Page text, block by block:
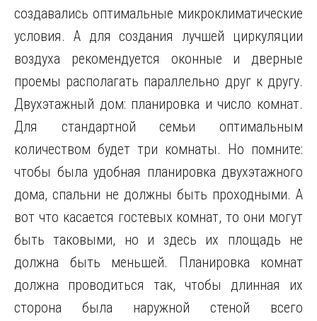
создавались оптимальные микроклиматические
условия. А для создания лучшей циркуляции
воздуха рекомендуется оконные и дверные
проемы располагать параллельно друг к другу.
Двухэтажный дом: планировка и число комнат.
Для стандартной семьи оптимальным
количеством будет три комнаты. Но помните:
чтобы была удобная планировка двухэтажного
дома, спальни не должны быть проходными. А
вот что касается гостевых комнат, то они могут
быть таковыми, но и здесь их площадь не
должна быть меньшей. Планировка комнат
должна проводиться так, чтобы длинная их
сторона была наружной стеной всего